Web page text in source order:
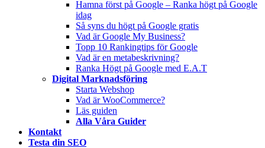
Hamna först på Google – Ranka högt på Google
idag
Så syns du högt på Google gratis
Vad är Google My Business?
Topp 10 Rankingtips för Google
Vad är en metabeskrivning?
Ranka Högt på Google med E.A.T
Digital Marknadsföring
Starta Webshop
Vad är WooCommerce?
Läs guiden
Alla Våra Guider
Kontakt
Testa din SEO